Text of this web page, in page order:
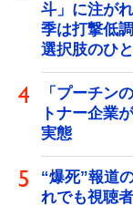
斗」に注が
季は打撃低
選択肢のひと
「プーチン
トナー企業
実態
“爆死”報道
れでも視聴